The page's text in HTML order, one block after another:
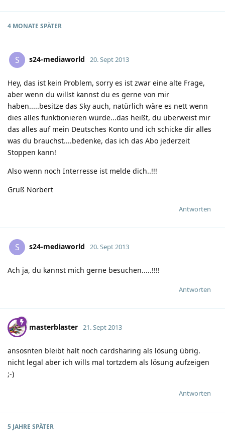
4 MONATE SPÄTER
S s24-mediaworld 20. Sept 2013
Hey, das ist kein Problem, sorry es ist zwar eine alte Frage,
aber wenn du willst kannst du es gerne von mir
haben.....besitze das Sky auch, natürlich wäre es nett wenn
dies alles funktionieren würde...das heißt, du überweist mir
das alles auf mein Deutsches Konto und ich schicke dir alles
was du brauchst....bedenke, das ich das Abo jederzeit
Stoppen kann!
Also wenn noch Interresse ist melde dich..!!!
Gruß Norbert
Antworten
S s24-mediaworld 20. Sept 2013
Ach ja, du kannst mich gerne besuchen.....!!!!
Antworten
masterblaster 21. Sept 2013
ansosnten bleibt halt noch cardsharing als lösung übrig.
nicht legal aber ich wills mal tortzdem als lösung aufzeigen
;-)
Antworten
5 JAHRE SPÄTER